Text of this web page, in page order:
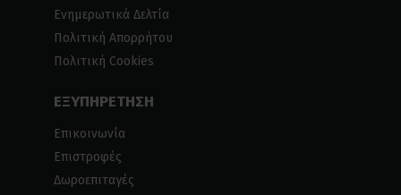
Ενημερωτικά Δελτία
Πολιτική Απορρήτου
Πολιτική Cookies
ΕΞΥΠΗΡΕΤΗΣΗ
Επικοινωνία
Επιστροφές
Δωροεπιταγές